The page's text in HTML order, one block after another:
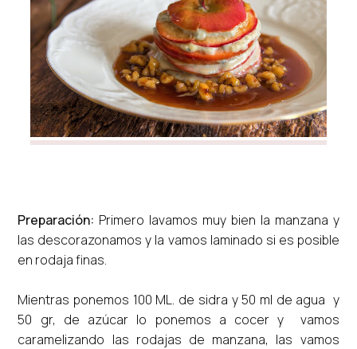
Preparación: Primero lavamos muy bien la manzana y
las descorazonamos y la vamos laminado si es posible
en rodaja finas.
Mientras ponemos 100 ML. de sidra y 50 ml de agua y
50 gr, de azúcar lo ponemos a cocer y vamos
caramelizando las rodajas de manzana, las vamos